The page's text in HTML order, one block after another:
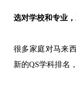
选对学校和专业
很多家庭对马来
新的QS学科排名